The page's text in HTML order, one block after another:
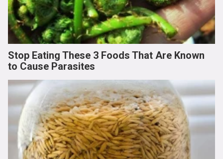
Stop Eating These 3 Foods That Are Known
to Cause Parasites